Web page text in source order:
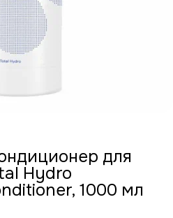
для
Hydro
1000 мл